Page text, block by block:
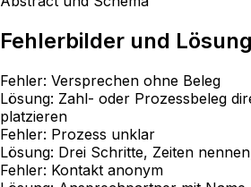
Fehlerbilder und
Fehler: Versprechen ohne Beleg
Lösung: Zahl- oder Prozessbeleg
platzieren
Fehler: Prozess unklar
Lösung: Drei Schritte, Zeiten
Fehler: Kontakt anonym